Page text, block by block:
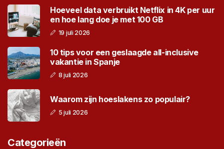
Hoeveel data verbruikt Netflix in 4K per uur
en hoe lang doe je met 100 GB
19 juli 2026
10 tips voor een geslaagde all-inclusive
vakantie in Spanje
8 juli 2026
Waarom zijn hoeslakens zo populair?
5 juli 2026
Categorieën